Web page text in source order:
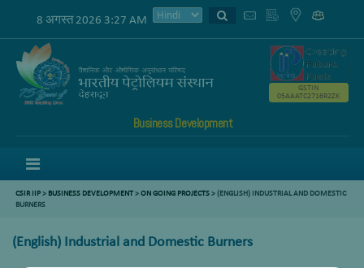
8 अगस्त 2026 3:27 AM
Business Development
GSTIN
05AAATC2716R2ZK
CSIR IIP> BUSINESS DEVELOPMENT>ON GOING PROJECTS> (ENGLISH) INDUSTRIAL AND DOMESTIC
BURNERS
(English) Industrial and Domestic Burners